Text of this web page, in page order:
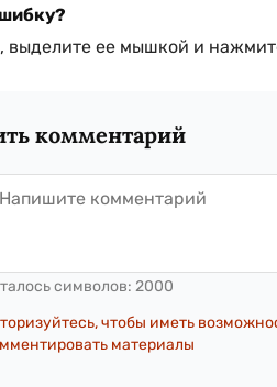
выделите ее мышкой и
комментарий
символов: 2000
чтобы иметь
материалы